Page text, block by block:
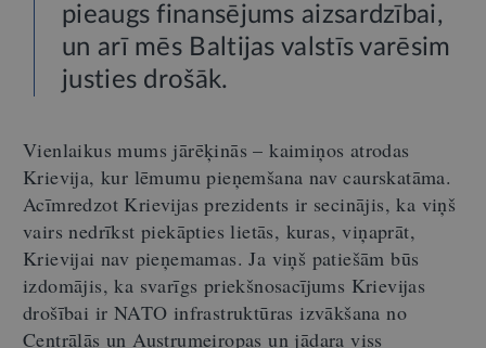
pieaugs finansējums aizsardzībai,
un arī mēs Baltijas valstīs varēsim
justies drošāk.
Vienlaikus mums jārēķinās – kaimiņos atrodas
Krievija, kur lēmumu pieņemšana nav caurskatāma.
Acīmredzot Krievijas prezidents ir secinājis, ka viņš
vairs nedrīkst piekāpties lietās, kuras, viņaprāt,
Krievijai nav pieņemamas. Ja viņš patiešām būs
izdomājis, ka svarīgs priekšnosacījums Krievijas
drošībai ir NATO infrastruktūras izvākšana no
Centrālās un Austrumeiropas un jādara viss